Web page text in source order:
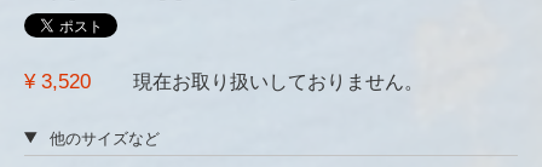
¥ 3,520 現在お取り扱いしておりません。
他のサイズなど